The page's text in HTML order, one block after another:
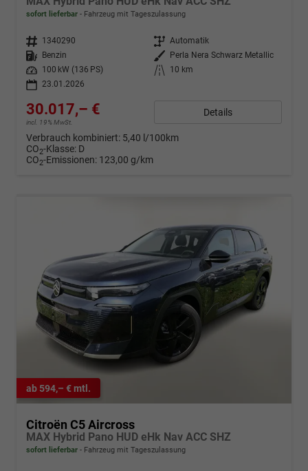
sofort lieferbar Fahrzeug mit Tageszulassung
Fahrzeugnr. 1340290 Getriebe Automatik
Kraftstoff
Benzin Außenfarbe
Perla Nera Schwarz Metallic
Leistung
100 kW (136 PS) Kilometerstand
10 km
23.01.2026
30.017,– €
incl. 19% MwSt.
Details
Verbrauch kombiniert: 5,40 l/100km
CO2-Klasse: D
CO2-Emissionen: 123,00 g/km
ab 594,– € mtl.
Citroën C5 Aircross
MAX Hybrid Pano HUD eHk Nav ACC SHZ
sofort lieferbar Fahrzeug mit Tageszulassung